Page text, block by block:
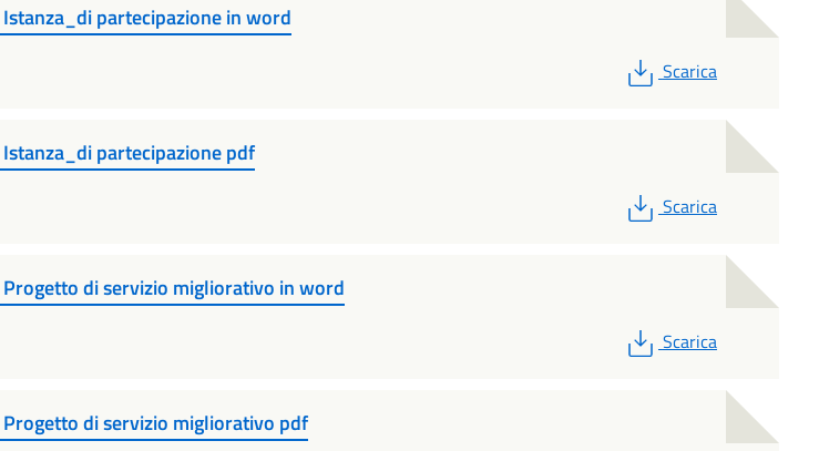
partecipazione in word
PDF
Scarica
partecipazione pdf
PDF
Scarica
di servizio migliorativo in word
PDF
Scarica
di servizio migliorativo pdf